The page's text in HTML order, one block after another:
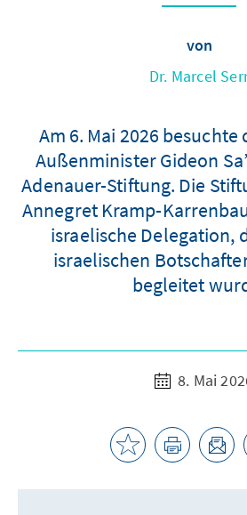
von
Dr. Marcel
Am 6. Mai 2026 besuchte
Außenminister Gideon
Adenauer-Stiftung. Die
Annegret Kramp-
israelische Delegation,
israelischen
begleitet
8. Mai